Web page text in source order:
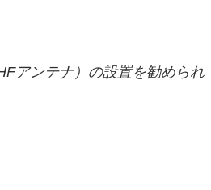
アンテナ）の設置を勧められ